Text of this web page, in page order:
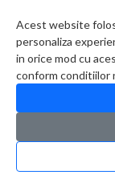
Acest website
personaliza
in orice mod cu
conform conditiilor
CATALOG